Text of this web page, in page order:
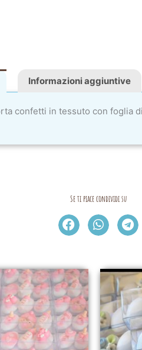
Informazioni aggiuntive
confetti in tessuto con foglia
Se ti piace condividi su